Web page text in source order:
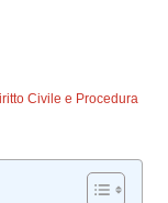
Civile e Procedura